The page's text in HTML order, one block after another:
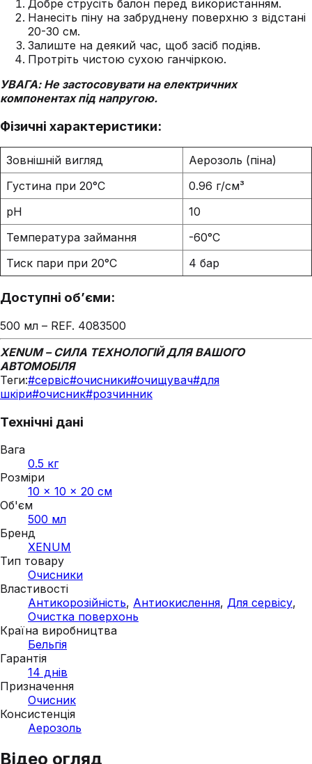
Добре струсіть балон перед використанням.
Нанесіть піну на забруднену поверхню з відстані
20-30 см.
Залиште на деякий час, щоб засіб подіяв.
Протріть чистою сухою ганчіркою.
УВАГА: Не застосовувати на електричних
компонентах під напругою.
Фізичні характеристики:
Зовнішній вигляд
Аерозоль (піна)
Густина при 20°C
0.96 г/см³
pH
10
Температура займання
-60°C
Тиск пари при 20°C
4 бар
Доступні об’єми:
500 мл – REF. 4083500
XENUM – СИЛА ТЕХНОЛОГІЙ ДЛЯ ВАШОГО
АВТОМОБІЛЯ
Теги:#сервіс#очисники#очищувач#для
шкіри#очисник#розчинник
Технічні дані
Вага
0.5 кг
Розміри
10 × 10 × 20 см
Об'єм
500 мл
Бренд
XENUM
Тип товару
Очисники
Властивості
Антикорозійність, Антиокислення, Для сервісу,
Очистка поверхонь
Країна виробництва
Бельгія
Гарантія
14 днів
Призначення
Очисник
Консистенція
Аерозоль
Відео огляд